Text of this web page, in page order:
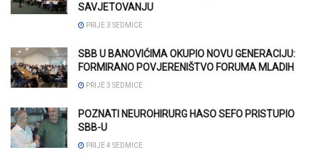
SAVJETOVANJU
PRIJE 3 SEDMICE
SBB U BANOVIĆIMA OKUPIO NOVU GENERACIJU:
FORMIRANO POVJERENIŠTVO FORUMA MLADIH
PRIJE 3 SEDMICE
POZNATI NEUROHIRURG HASO SEFO PRISTUPIO
SBB-U
PRIJE 4 SEDMICE